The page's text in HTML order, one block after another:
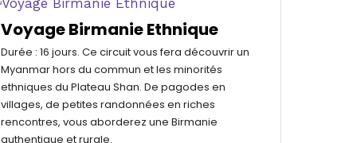
Voyage Birmanie Ethnique
Durée : 16 jours. Ce circuit vous fera découvrir un
Myanmar hors du commun et les minorités
ethniques du Plateau Shan. De pagodes en
villages, de petites randonnées en riches
rencontres, vous aborderez une Birmanie
authentique et rurale.